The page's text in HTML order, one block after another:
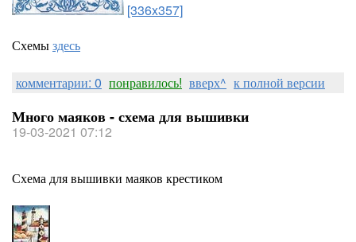
[336x357]
Схемыздесь
комментарии: 0 понравилось! вверх^ к полной версии
Много маяков - схема для вышивки
19-03-2021 07:12
Схема для вышивки маяков крестиком